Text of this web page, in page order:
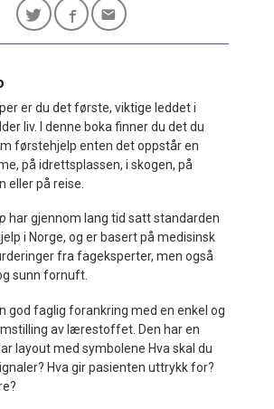
er du det første, viktige leddet i
liv. I denne boka finner du det du
førstehjelp enten det oppstår en
på idrettsplassen, i skogen, på
eller på reise.
har gjennom lang tid satt standarden
i Norge, og er basert på medisinsk
fra fageksperter, men også
sunn fornuft.
god faglig forankring med en enkel og
av lærestoffet. Den har en
layout med symbolene Hva skal du
Hva gir pasienten uttrykk for?